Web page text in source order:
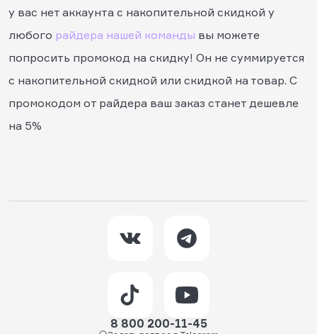
у вас нет аккаунта с накопительной скидкой у
любого райдера нашей команды вы можете
попросить промокод на скидку! Он не суммируется
с накопительной скидкой или скидкой на товар. С
промокодом от райдера ваш заказ станет дешевле
на 5%
8 800 200-11-45